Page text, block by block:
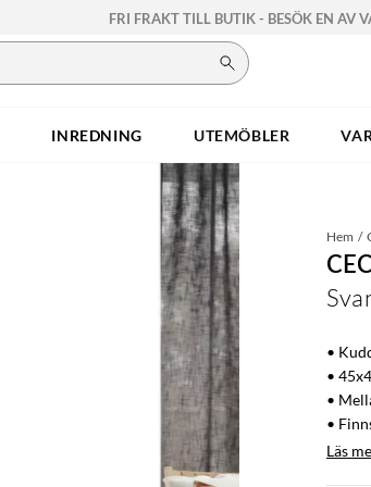
FRI FRAKT TILL BUTIK - BESÖK EN AV
INREDNING UTEMÖBLER
Hem
•
•
•
•
Läs